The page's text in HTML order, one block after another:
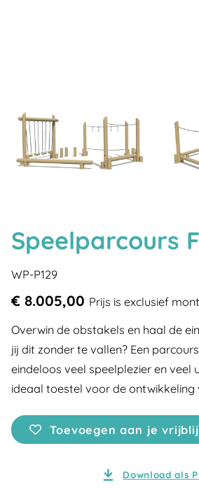
Speelparcours
WP-P129
€ 8.005,00 Prijs is exclusief
Overwin de obstakels en haal de
jij dit zonder te vallen? Een
eindeloos veel speelplezier en veel
ideaal toestel voor de ontwikkeling
Toevoegen aan je
Download als